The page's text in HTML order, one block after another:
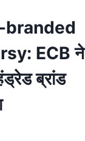
branded
ECB ने
ब्रांड